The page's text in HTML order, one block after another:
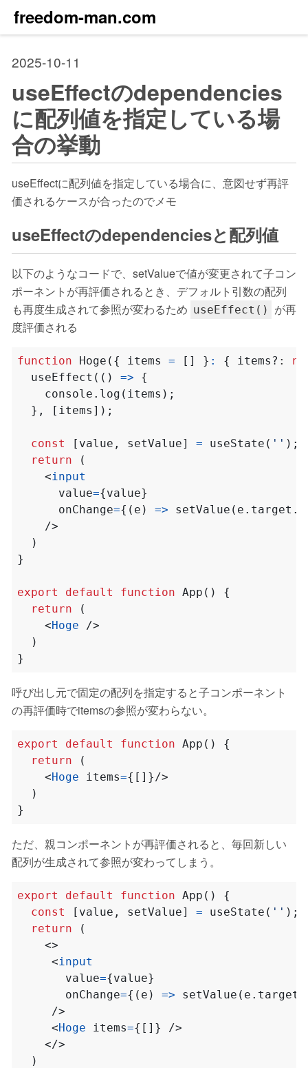
freedom-man.com
2025-10-11
useEffectのdependencies
に配列値を指定している場
合の挙動
useEffectに配列値を指定している場合に、意図せず再評
価されるケースが合ったのでメモ
useEffectのdependenciesと配列値
以下のようなコードで、setValueで値が変更されて子コン
ポーネントが再評価されるとき、デフォルト引数の配列
も再度生成されて参照が変わるため useEffect()
が再
度評価される
function Hoge ({ items = [] } : { items? :
useEffect (() =>
{
console . log ( items );
},
[ items ]);
const [ value , setValue] = useState ( '' );
return
(
<input
value={value}
onChange={( e ) => setValue ( e . target .
/>
)
}
export default function App() {
return
(
<Hoge
/>
)
}
呼び出し元で固定の配列を指定すると子コンポーネント
の再評価時でitemsの参照が変わらない。
export default function App() {
return
(
<Hoge items={[]}/>
)
}
ただ、親コンポーネントが再評価されると、毎回新しい
配列が生成されて参照が変わってしまう。
export default function App() {
const
[ value , setValue] = useState ( '' );
return
(
<>
<input
value={value}
onChange={( e ) => setValue ( e . target
/>
<Hoge items={[]}
/>
</>
)